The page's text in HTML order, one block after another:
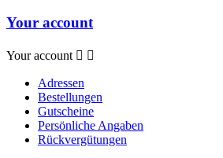
Your account
Your account  
Adressen
Bestellungen
Gutscheine
Persönliche Angaben
Rückvergütungen